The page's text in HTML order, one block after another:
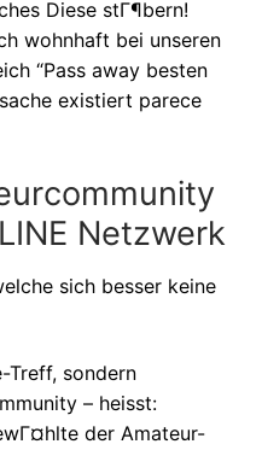
Diese stГ¶bern!
wohnhaft bei unseren
“Pass away besten
existiert parece
Netzwerk
sich besser keine
Treff, sondern
– heisst:
der Amateur-